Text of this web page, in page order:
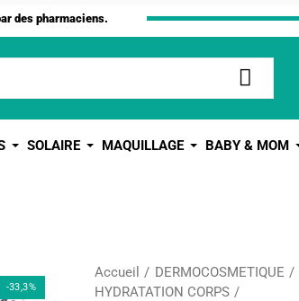
des pharmaciens.
SOLAIRE MAQUILLAGE BABY & MOM
-33,3%
Accueil DERMOCOSMETIQUE
HYDRATATION CORPS